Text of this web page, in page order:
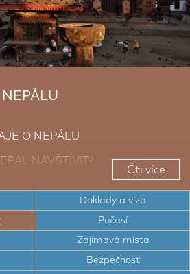
O NEPÁLU
NAVŠTÍVIT?
MÍSTA NEPÁLU
A VÍZA DO NEPÁLU
A INTERNET V NEPÁLU
Čti více
Doklady a víza
Počasí
Zajímavá místa
Bezpečnost